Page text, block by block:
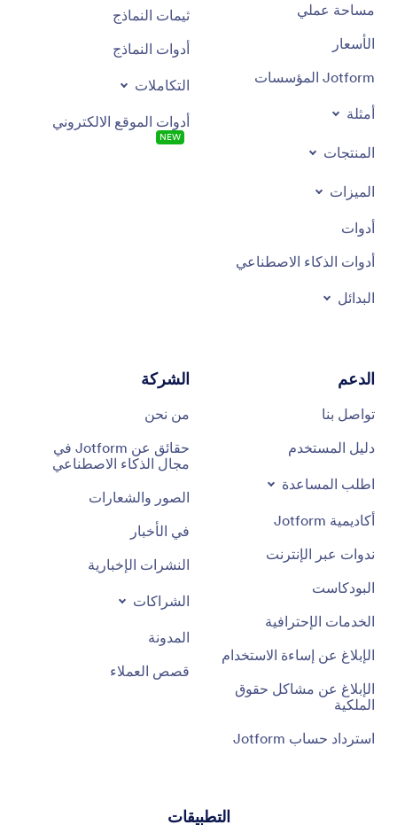
مساحة عملي
الأسعار
Jotform المؤسسات
أمثلة
المنتجات
الميزات
أدوات
أدوات الذكاء الاصطناعي
البدائل
ثيمات النماذج
أدوات النماذج
التكاملات
أدوات الموقع الالكتروني
NEW
الدعم
تواصل بنا
دليل المستخدم
اطلب المساعدة
أكاديمية Jotform
ندوات عبر الإنترنت
البودكاست
الخدمات الإحترافية
الإبلاغ عن إساءة الاستخدام
الإبلاغ عن مشاكل حقوق
الملكية
استرداد حساب Jotform
الشركة
من نحن
حقائق عن Jotform في
مجال الذكاء الاصطناعي
الصور والشعارات
في الأخبار
النشرات الإخبارية
الشراكات
المدونة
قصص العملاء
التطبيقات